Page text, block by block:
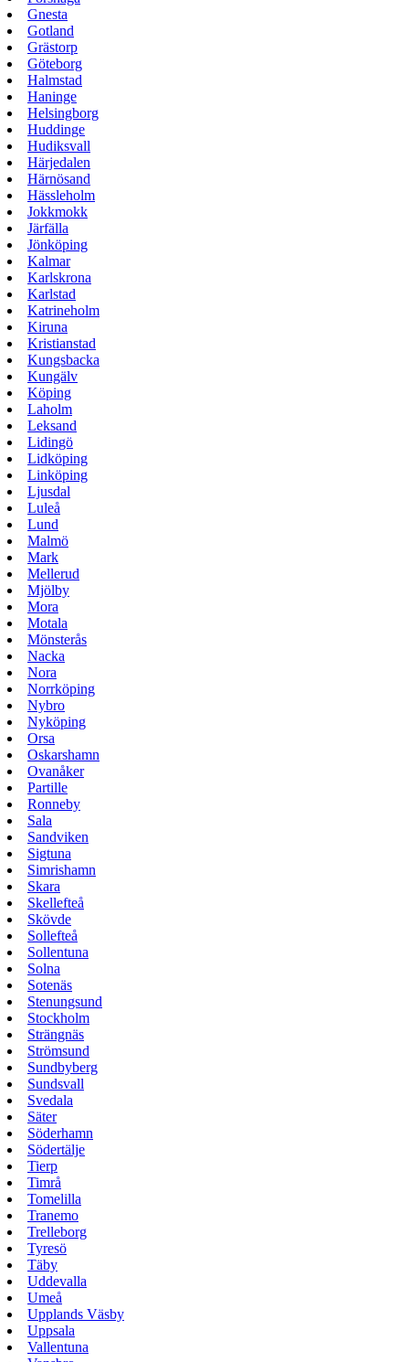
Gnesta
Gotland
Grästorp
Göteborg
Halmstad
Haninge
Helsingborg
Huddinge
Hudiksvall
Härjedalen
Härnösand
Hässleholm
Jokkmokk
Järfälla
Jönköping
Kalmar
Karlskrona
Karlstad
Katrineholm
Kiruna
Kristianstad
Kungsbacka
Kungälv
Köping
Laholm
Leksand
Lidingö
Lidköping
Linköping
Ljusdal
Luleå
Lund
Malmö
Mark
Mellerud
Mjölby
Mora
Motala
Mönsterås
Nacka
Nora
Norrköping
Nybro
Nyköping
Orsa
Oskarshamn
Ovanåker
Partille
Ronneby
Sala
Sandviken
Sigtuna
Simrishamn
Skara
Skellefteå
Skövde
Sollefteå
Sollentuna
Solna
Sotenäs
Stenungsund
Stockholm
Strängnäs
Strömsund
Sundbyberg
Sundsvall
Svedala
Säter
Söderhamn
Södertälje
Tierp
Timrå
Tomelilla
Tranemo
Trelleborg
Tyresö
Täby
Uddevalla
Umeå
Upplands Väsby
Uppsala
Vallentuna